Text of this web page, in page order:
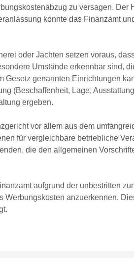
zu versagen. Der
konnte das Finanzamt
oder Jachten setzen voraus,
Umstände erkennbar sind,
genannten Einrichtungen
(Beschaffenheit, Lage,
ergeben.
vor allem aus dem
für vergleichbare betriebliche
die den allgemeinen
aufgrund der unbestritten
anzuerkennen.